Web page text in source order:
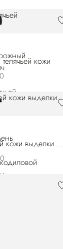
кожи
Ремень из крокодиловой кожи выделки нубук